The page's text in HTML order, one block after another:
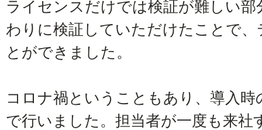
ライセンスだけでは検証が難しい
わりに検証していただけたことで
とができました。
コロナ禍ということもあり、導入
で行いました。担当者が一度も来